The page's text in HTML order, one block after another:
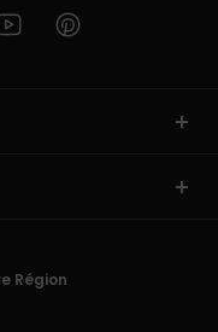
Région